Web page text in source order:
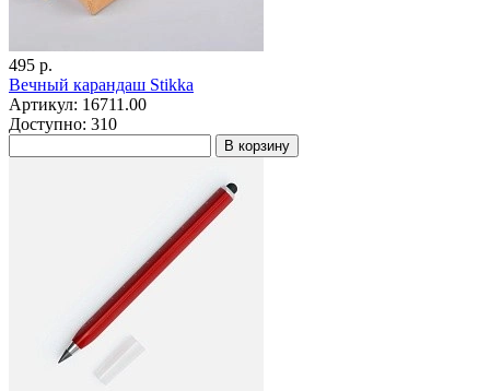
495 р.
Вечный карандаш Stikka
Артикул: 16711.00
Доступно: 310
В корзину